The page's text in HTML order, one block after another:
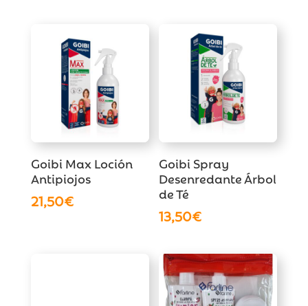
Goibi Max Loción
Antipiojos
21,50€
Goibi Spray
Desenredante Árbol
de Té
13,50€